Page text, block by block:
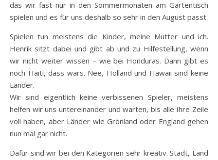
das wir fast nur in den Sommermonaten am Gartentisch
spielen und es für uns deshalb so sehr in den August passt.
Spielen tun meistens die Kinder, meine Mutter und ich.
Henrik sitzt dabei und gibt ab und zu Hilfestellung, wenn
wir nicht weiter wissen – wie bei Honduras. Dann gibt es
noch Haiti, dass wars. Nee, Holland und Hawaii sind keine
Länder.
Wir sind eigentlich keine verbissenen Spieler, meistens
helfen wir uns untereinander und warten, bis alle Ihre Zeile
voll haben, aber Länder wie Grönland oder England gehen
nun mal gar nicht.
Dafür sind wir bei den Kategorien sehr kreativ. Stadt, Land